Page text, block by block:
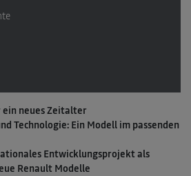
ein neues Zeitalter
Technologie: Ein Modell im passenden
Entwicklungsprojekt als
Renault Modelle